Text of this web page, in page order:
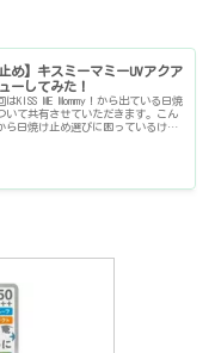
め】キスミーマミーUVアクア
ーしてみた！
KISS ME Mommy！から出ている日焼
いて共有させていただきます。こん
ら日焼け止め選びに困っているけど